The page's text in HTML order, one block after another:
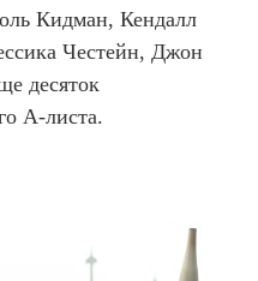
Кидман, Кендалл
Честейн, Джон
десяток
А-листа.